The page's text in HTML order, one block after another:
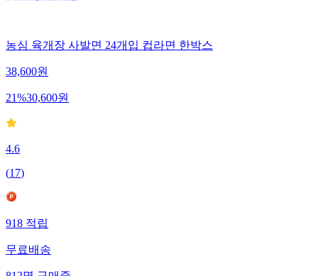
농심 육개장 사발면 24개입 컵라면 한박스
38,600원
21%30,600원
4.6
(17)
918적립
무료배송